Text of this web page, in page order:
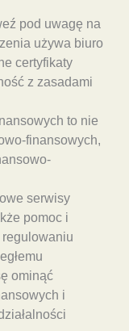
pod uwagę na
używa biuro
certyfikaty
z zasadami
to nie
finansowych,
serwisy
pomoc i
ominąć
i